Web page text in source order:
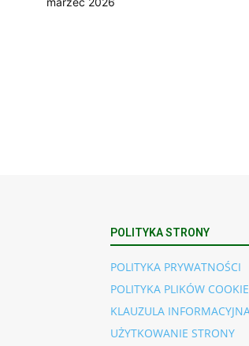
POLITYKA STRONY
POLITYKA PRYWATNOŚCI
POLITYKA PLIKÓW
KLAUZULA
UŻYTKOWANIE STRONY